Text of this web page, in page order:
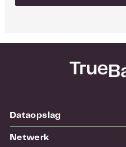
Dataopslag
Netwerk